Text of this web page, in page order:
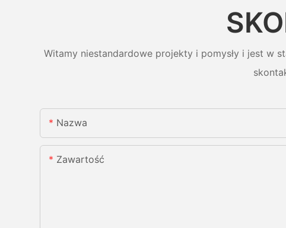
Witamy niestandardowe projekty i pomysły i jest w
Nazwa
Zawartość